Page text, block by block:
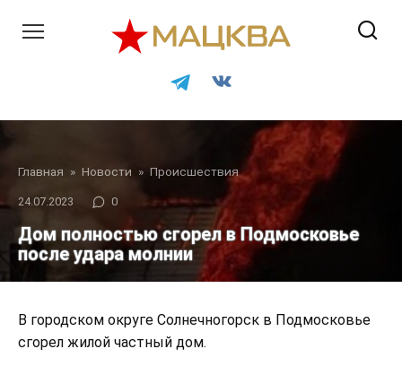
Главная » Новости » Происшествия
24.07.2023 0
Дом полностью сгорел в Подмосковье
после удара молнии
В городском округе Солнечногорск в Подмосковье
сгорел жилой частный дом.